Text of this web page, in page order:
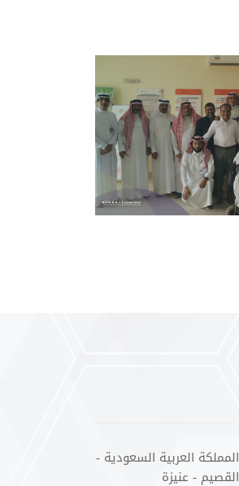
المملكة العربية السعودية -
القصيم - عنيزة